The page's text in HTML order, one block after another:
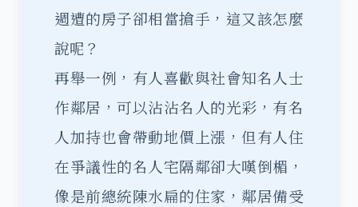
週遭的房子卻相當搶手，這又該怎麼
說呢？
再舉一例，有人喜歡與社會知名人士
作鄰居，可以沾沾名人的光彩，有名
人加持也會帶動地價上漲，但有人住
在爭議性的名人宅隔鄰卻大嘆倒楣，
像是前總統陳水扁的住家，鄰居備受